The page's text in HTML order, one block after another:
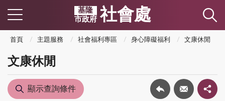
基隆
市政府 社會處
首頁 主題服務 社會福利專區 身心障礙福利 文康休閒
文康休閒
顯示查詢條件